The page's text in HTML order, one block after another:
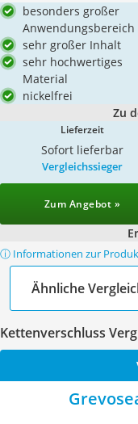
besonders großer
Anwendungsbereich
sehr großer Inhalt
sehr hochwertiges
Material
nickelfrei
Zu
Lieferzeit
Sofort lieferbar
Vergleichssieger
Zum Angebot »
ⓘ Informationen zur
Ähnliche
Kettenverschluss